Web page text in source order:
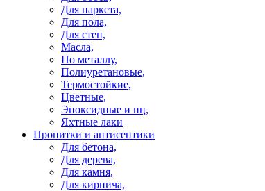
Для паркета,
Для пола,
Для стен,
Масла,
По металлу,
Полиуретановые,
Термостойкие,
Цветные,
Эпоксидные и нц,
Яхтные лаки
Пропитки и антисептики
Для бетона,
Для дерева,
Для камня,
Для кирпича,